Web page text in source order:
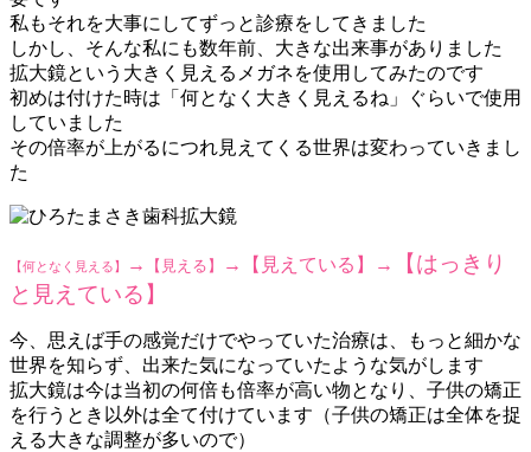
私もそれを大事にしてずっと診療をしてきました
しかし、そんな私にも数年前、大きな出来事がありました
拡大鏡という大きく見えるメガネを使用してみたのです
初めは付けた時は「何となく大きく見えるね」ぐらいで使用
していました
その倍率が上がるにつれ見えてくる世界は変わっていきまし
た
【何となく見える】 → 【見える】 → 【見えている】 →
【はっきり
と見えている】
今、思えば手の感覚だけでやっていた治療は、もっと細かな
世界を知らず、出来た気になっていたような気がします
拡大鏡は今は当初の何倍も倍率が高い物となり、子供の矯正
を行うとき以外は全て付けています（子供の矯正は全体を捉
える大きな調整が多いので）